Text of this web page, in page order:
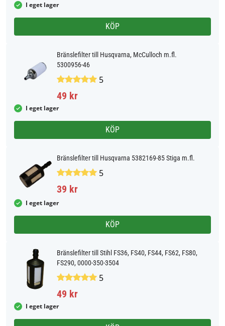
I eget lager
KÖP
Bränslefilter till Husqvarna, McCulloch m.fl.
5300956-46
5
49 kr
I eget lager
KÖP
Bränslefilter till Husqvarna 5382169-85 Stiga m.fl.
5
39 kr
I eget lager
KÖP
Bränslefilter till Stihl FS36, FS40, FS44, FS62, FS80,
FS290, 0000-350-3504
5
49 kr
I eget lager